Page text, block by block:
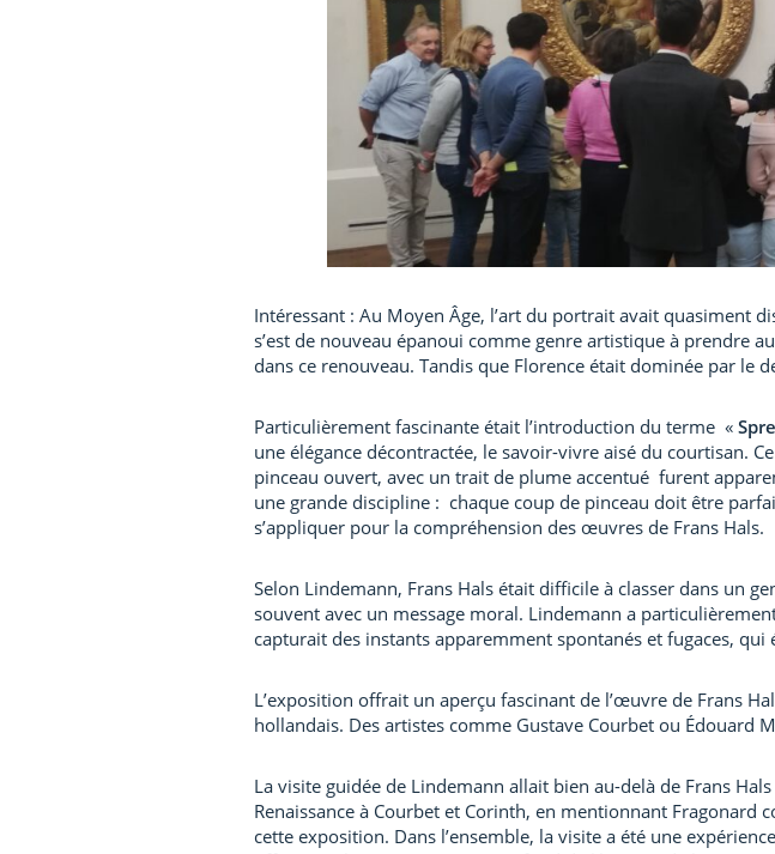
Intéressant : Au Moyen Âge, l’art du portrait avait quasiment
s’est de nouveau épanoui comme genre artistique à prendre
dans ce renouveau. Tandis que Florence était dominée par le
Particulièrement fascinante était l’introduction du terme «
une élégance décontractée, le savoir-vivre aisé du courtisan.
pinceau ouvert, avec un trait de plume accentué furent
une grande discipline : chaque coup de pinceau doit être
s’appliquer pour la compréhension des œuvres de Frans Hals.
Selon Lindemann, Frans Hals était difficile à classer dans un
souvent avec un message moral. Lindemann a
capturait des instants apparemment spontanés et fugaces,
L’exposition offrait un aperçu fascinant de l’œuvre de Frans
hollandais. Des artistes comme Gustave Courbet ou Édouard
La visite guidée de Lindemann allait bien au-delà de Frans
Renaissance à Courbet et Corinth, en mentionnant
cette exposition. Dans l’ensemble, la visite a été une